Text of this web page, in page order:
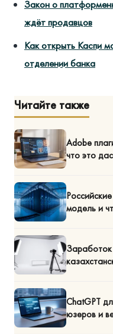
Закон о
ждёт продавцов
Как открыть Каспи
отделении банка
Читайте также
Adobe
что это
модель и
Заработок
ChatGPT
юзеров и